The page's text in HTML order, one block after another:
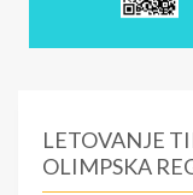
LETOVANJE
OLIMPSKA